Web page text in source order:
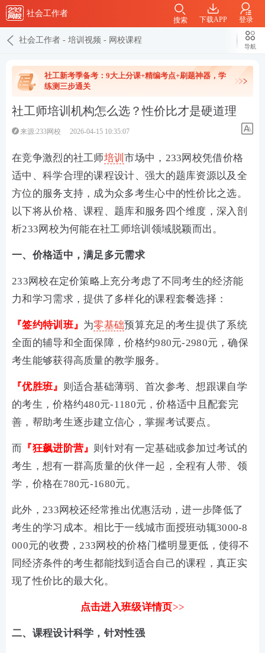
社会工作者
下载APP 登录
搜索
社会工作者 - 培训视频 - 网校课程
导航
社工新考季备考：9大上分课+精编考点+刷题神器，学
练测三步通关
社工师培训机构怎么选？性价比才是硬道理
来源:233网校 2026-04-15 10:35:07
在竞争激烈的社工师培训市场中，233网校凭借价格
适中、科学合理的课程设计、强大的题库资源以及全
方位的服务支持，成为众多考生心中的性价比之选。
以下将从价格、课程、题库和服务四个维度，深入剖
析233网校为何能在社工师培训领域脱颖而出。
一、价格适中，满足多元需求
233网校在定价策略上充分考虑了不同考生的经济能
力和学习需求，提供了多样化的课程套餐选择：
『签约特训班』 为零基础预算充足的考生提供了系统
全面的辅导和全面保障，价格约980元-2980元，确保
考生能够获得高质量的教学服务。
『优胜班』
则适合基础薄弱、首次参考、想跟课自学
的考生，价格约480元-1180元 ，价格适中且配套完
善，帮助考生逐步建立信心，掌握考试要点。
而 『狂飙进阶营』 则针对有一定基础或参加过考试的
考生，想有一群高质量的伙伴一起，全程有人带、领
学，价格在780元-1680元。
此外，233网校还经常推出优惠活动，进一步降低了
考生的学习成本。相比于一线城市面授班动辄3000-8
000元的收费，233网校的价格门槛明显更低，使得不
同经济条件的考生都能找到适合自己的课程，真正实
现了性价比的最大化。
点击进入班级详情页>>
二、课程设计科学，针对性强